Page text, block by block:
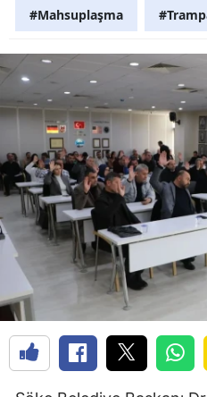
#Mahsuplaşma